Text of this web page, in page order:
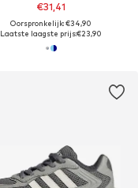
€31,41
Oorspronkelijk: €34,90
Laatste laagste prijs:€23,90